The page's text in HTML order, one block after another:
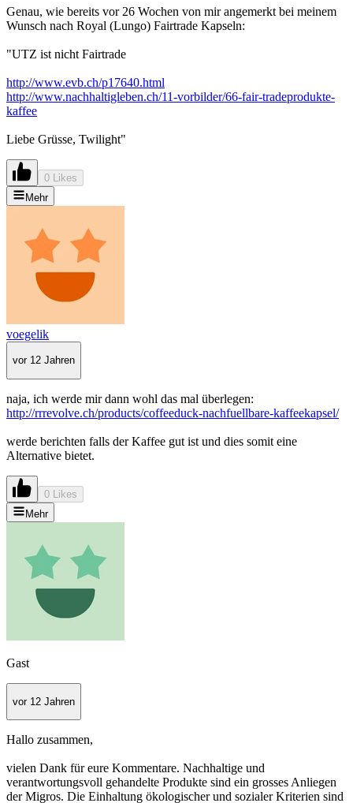
Genau, wie bereits vor 26 Wochen von mir angemerkt bei meinem
Wunsch nach Royal (Lungo) Fairtrade Kapseln:
"UTZ ist nicht Fairtrade
http://www.evb.ch/p17640.html
http://www.nachhaltigleben.ch/11-vorbilder/66-fair-tradeprodukte-
kaffee
Liebe Grüsse, Twilight"
0 Likes
Mehr
voegelik
vor 12 Jahren
naja, ich werde mir dann wohl das mal überlegen:
http://rrrevolve.ch/products/coffeeduck-nachfuellbare-kaffeekapsel/
werde berichten falls der Kaffee gut ist und dies somit eine
Alternative bietet.
0 Likes
Mehr
Gast
vor 12 Jahren
Hallo zusammen,
vielen Dank für eure Kommentare. Nachhaltige und
verantwortungsvoll gehandelte Produkte sind ein grosses Anliegen
der Migros. Die Einhaltung ökologischer und sozialer Kriterien sind